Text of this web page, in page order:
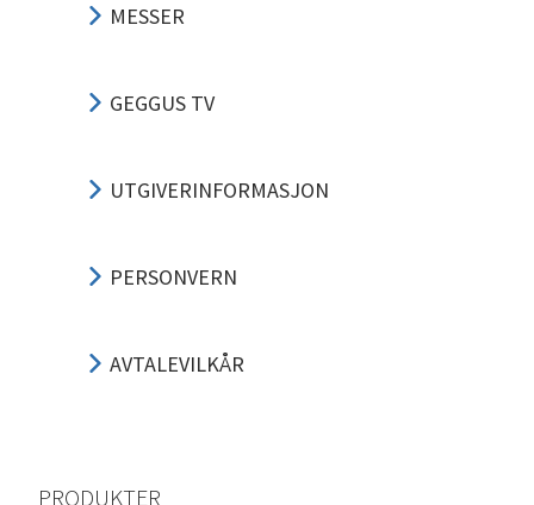
MESSER
GEGGUS TV
UTGIVERINFORMASJON
PERSONVERN
AVTALEVILKÅR
PRODUKTER